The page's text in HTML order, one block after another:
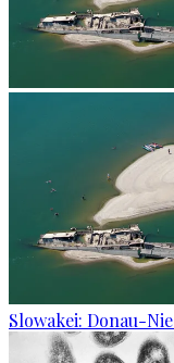
Slowakei: Donau-